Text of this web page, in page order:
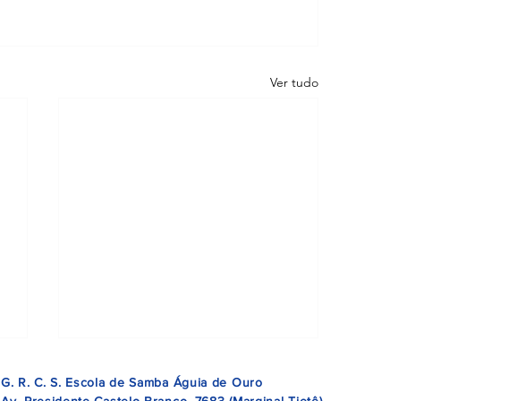
Ver tudo
G. R. C. S. Escola de Samba Águia de Ouro